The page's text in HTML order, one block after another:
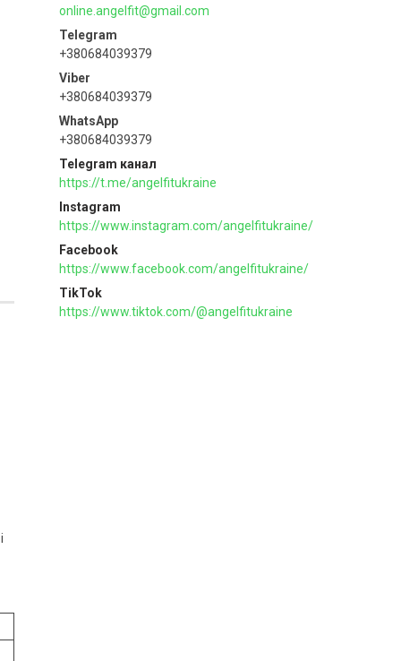
online.angelfit@gmail.com
+380684039379
+380684039379
+380684039379
Telegram канал
https://t.me/angelfitukraine
Instagram
https://www.instagram.com/angelfitukraine/
Facebook
https://www.facebook.com/angelfitukraine/
TikTok
https://www.tiktok.com/@angelfitukraine